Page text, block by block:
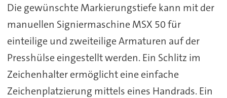
Die gewünschte Markierungstiefe kann mit der
manuellen Signiermaschine MSX 50 für
einteilige und zweiteilige Armaturen auf der
Presshülse eingestellt werden. Ein Schlitz im
Zeichenhalter ermöglicht eine einfache
Zeichenplatzierung mittels eines Handrads. Ein